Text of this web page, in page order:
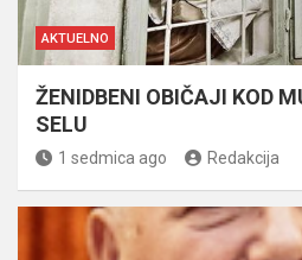
AKTUELNO
ŽENIDBENI OBIČAJI KOD
SELU
1 sedmica ago Redakcija